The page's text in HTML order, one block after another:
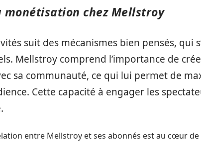
monétisation chez Mellstroy
suit des mécanismes bien pensés, qui
Mellstroy comprend l’importance de
sa communauté, ce qui lui permet de
Cette capacité à engager les
entre Mellstroy et ses abonnés est au cœur de